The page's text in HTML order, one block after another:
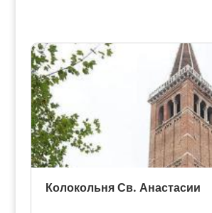
Скрытая Верона
Колокольня Св. Анастасии